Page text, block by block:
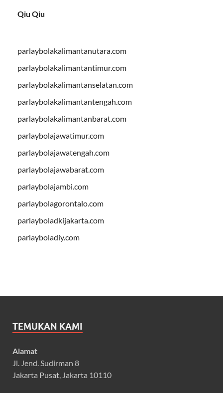
Qiu Qiu
parlaybolakalimantanutara.com
parlaybolakalimantantimur.com
parlaybolakalimantanselatan.com
parlaybolakalimantantengah.com
parlaybolakalimantanbarat.com
parlaybolajawatimur.com
parlaybolajawatengah.com
parlaybolajawabarat.com
parlaybolajambi.com
parlaybolagorontalo.com
parlayboladkijakarta.com
parlayboladiy.com
TEMUKAN KAMI
Alamat
Jl. Jend. Sudirman 8
Jakarta Pusat, Jakarta 10110